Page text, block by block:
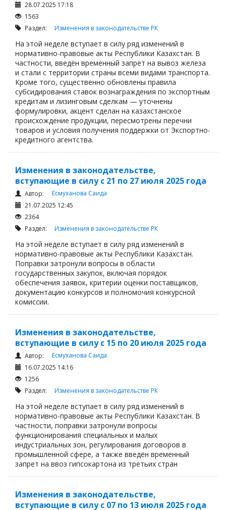
28.07.2025 17:18
1563
Раздел: Изменения в законодательстве РК
На этой неделе вступает в силу ряд изменений в
нормативно-правовые акты Республики Казахстан. В
частности, введён временный запрет на вывоз железа
и стали с территории страны всеми видами транспорта.
Кроме того, существенно обновлены правила
субсидирования ставок вознаграждения по экспортным
кредитам и лизинговым сделкам — уточнены
формулировки, акцент сделан на казахстанское
происхождение продукции, пересмотрены перечни
товаров и условия получения поддержки от Экспортно-
кредитного агентства.
Изменения в законодательстве,
вступающие в силу с 21 по 27 июля 2025 года
Автор:
Есмуханова Саида
21.07.2025 12:45
2364
Раздел: Изменения в законодательстве РК
На этой неделе вступает в силу ряд изменений в
нормативно-правовые акты Республики Казахстан.
Поправки затронули вопросы в области
государственных закупок, включая порядок
обеспечения заявок, критерии оценки поставщиков,
документацию конкурсов и полномочия конкурсной
комиссии.
Изменения в законодательстве,
вступающие в силу с 15 по 20 июля 2025 года
Автор:
Есмуханова Саида
16.07.2025 14:16
1256
Раздел: Изменения в законодательстве РК
На этой неделе вступает в силу ряд изменений в
нормативно-правовые акты Республики Казахстан. В
частности, поправки затронули вопросы
функционирования специальных и малых
индустриальных зон, регулирования договоров в
промышленной сфере, а также введён временный
запрет на ввоз гипсокартона из третьих стран
Изменения в законодательстве,
вступающие в силу с 07 по 13 июля 2025 года